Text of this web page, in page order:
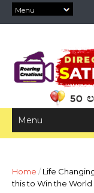
Home / Life
this to Win the